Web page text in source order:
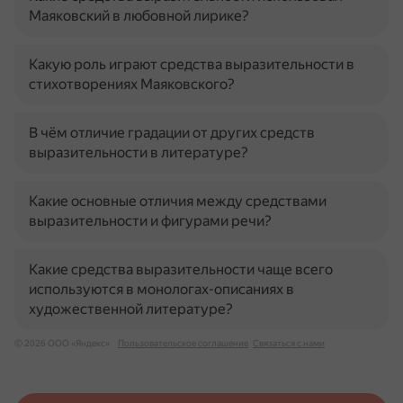
Маяковский в любовной лирике?
Какую роль играют средства выразительности в
стихотворениях Маяковского?
В чём отличие градации от других средств
выразительности в литературе?
Какие основные отличия между средствами
выразительности и фигурами речи?
Какие средства выразительности чаще всего
используются в монологах-описаниях в
художественной литературе?
© 2026 ООО «Яндекс» Пользовательское соглашение Связаться с нами